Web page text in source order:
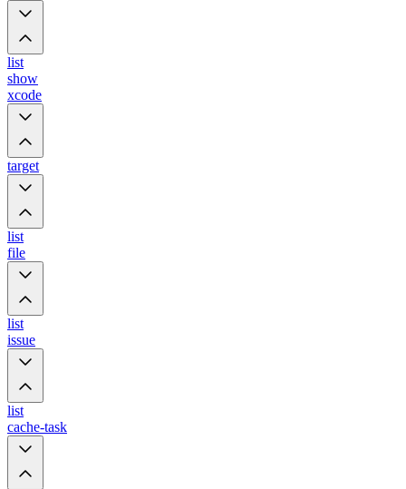
list
show
xcode
target
list
file
list
issue
list
cache-task